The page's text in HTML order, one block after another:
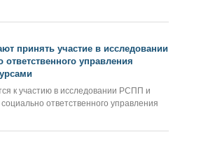
принять участие в исследовании
ответственного управления
к участию в исследовании РСПП и
ответственного управления